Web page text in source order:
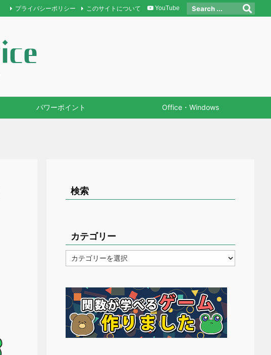
パワーポイント Office・Windows
プライバシーポリシー このサイトについて YouTube
検索
カテゴリー
テ
ー